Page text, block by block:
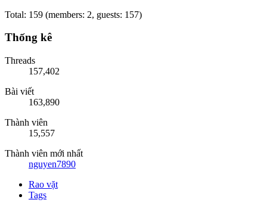
Total: 159 (members: 2, guests: 157)
Thống kê
Threads
157,402
Bài viết
163,890
Thành viên
15,557
Thành viên mới nhất
nguyen7890
Rao vặt
Tags